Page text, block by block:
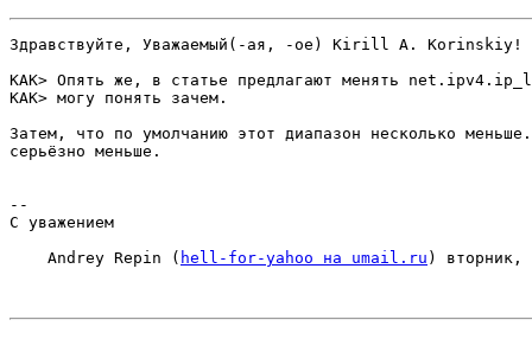
Здравствуйте, Уважаемый(-ая, -ое) Kirill A. Korinskiy!
KAK> Опять же, в статье предлагают менять
KAK> могу понять зачем.
Затем, что по умолчанию этот диапазон несколько
серьёзно меньше.
--
С уважением
    Andrey Repin (
hell-for-yahoo на umail.ru ) вторник,